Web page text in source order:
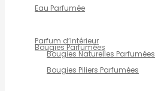
Eau Parfumée
Parfum d’Intérieur
Bougies Parfumées
Bougies Naturelles Parfumées
Bougies Piliers Parfumées